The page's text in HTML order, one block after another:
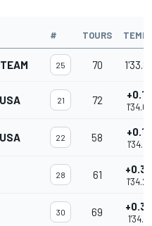
# TOURS
25 70
21 72
22 58
28 61
30 69